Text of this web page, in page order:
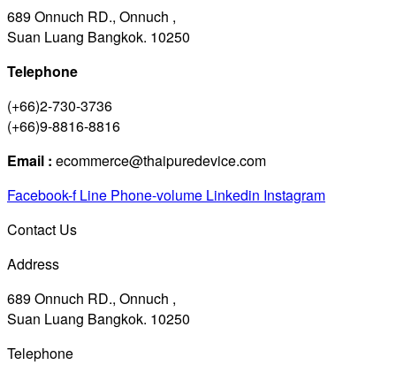
689 Onnuch RD., Onnuch ,
Suan Luang Bangkok. 10250
Telephone
(+66)2-730-3736
(+66)9-8816-8816
Email : ecommerce@thaipuredevice.com
Facebook-f Line Phone-volume Linkedin Instagram
Contact Us
Address
689 Onnuch RD., Onnuch ,
Suan Luang Bangkok. 10250
Telephone